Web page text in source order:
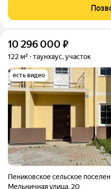
постоянного проживания.
районе, рядом с Новым
10 296 000 ₽
122 м² таунхаус, участок
есть видео
Пениковское сельское
Мельничная улица, 20